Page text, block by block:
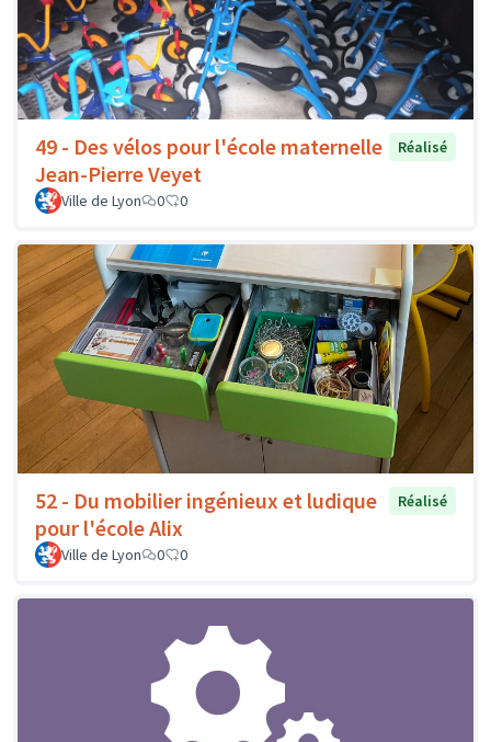
49 - Des vélos pour l'école maternelle
Jean-Pierre Veyet
Réalisé
Ville de Lyon 0 0
52 - Du mobilier ingénieux et ludique
pour l'école Alix
Réalisé
Ville de Lyon 0 0